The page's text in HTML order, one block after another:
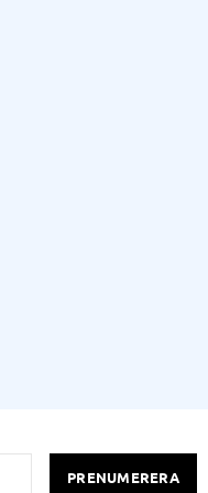
PRENUMERERA